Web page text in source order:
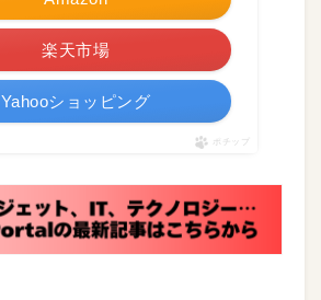
楽天市場
Yahooショッピング
ポチップ